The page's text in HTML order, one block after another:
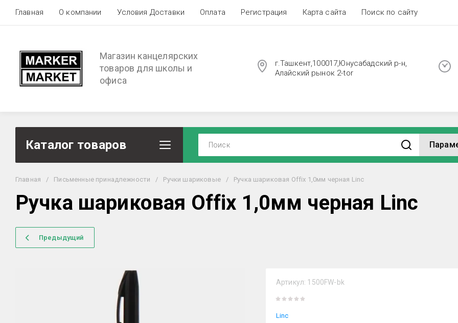
Главная О компании Условия Доставки Оплата Регистрация Карта сайта Поиск по сайту
Магазин канцелярских
товаров для школы и
офиса
г.Ташкент,100017,Юнусабадский р-н,
Алайский рынок 2-tor
Каталог товаров
Главная / Письменные принадлежности / Ручки шариковые / Ручка шариковая Offix 1,0мм черная Linc
Ручка шариковая Offix 1,0мм черная Linc
Предыдущий
Артикул: 1500FW-bk
Linc